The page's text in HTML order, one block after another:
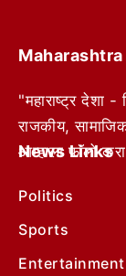
Maharashtra
"महाराष्ट्र देशा -
राजकीय,
आम्हाला फॉलो
News Links
Politics
Sports
Entertainment